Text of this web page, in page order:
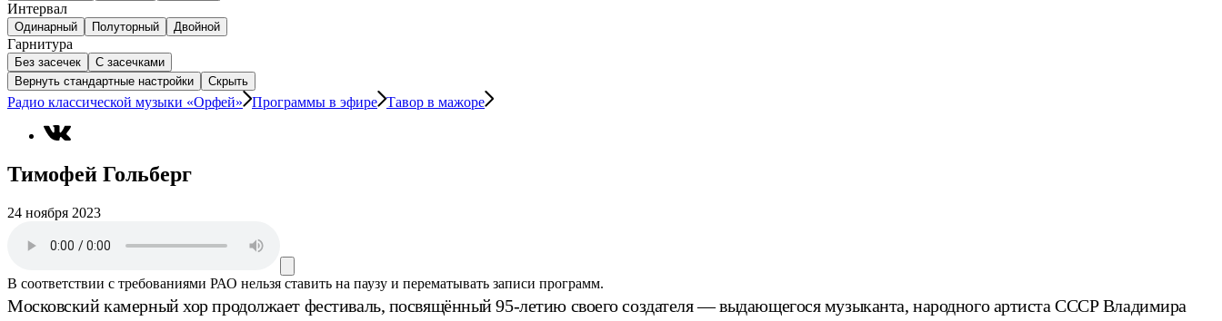
Интервал
Одинарный Полуторный Двойной
Гарнитура
Без засечек
С засечками
Вернуть стандартные настройки
Скрыть
Радио классической музыки «Орфей» Программы в эфире Тавор в мажоре
Тимофей Гольберг
24 ноября 2023
В соответствии с требованиями РАО нельзя ставить на паузу и перематывать записи программ.
Московский камерный хор продолжает фестиваль, посвящённый 95-летию своего создателя — выдающегося музыканта, народного артиста СССР Владимира